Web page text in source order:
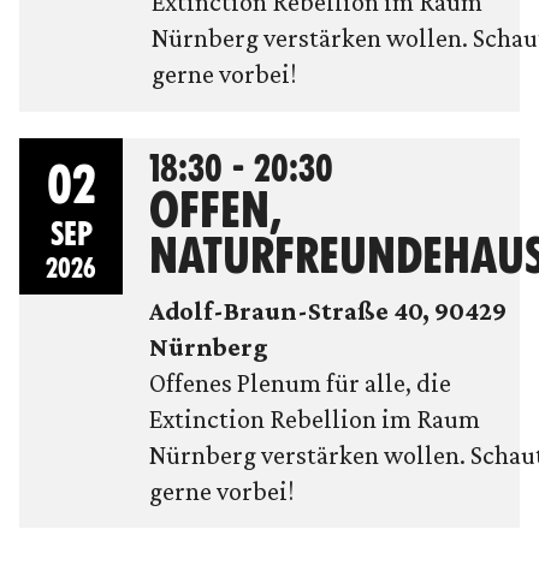
Nürnberg verstärken wollen.
gerne vorbei!
02
SEP
2026
18:30 - 20:30
OFFEN,
Adolf-Braun-Straße 40, 90429
Nürnberg
Offenes Plenum für alle, die
Extinction Rebellion im Raum
Nürnberg verstärken wollen.
gerne vorbei!